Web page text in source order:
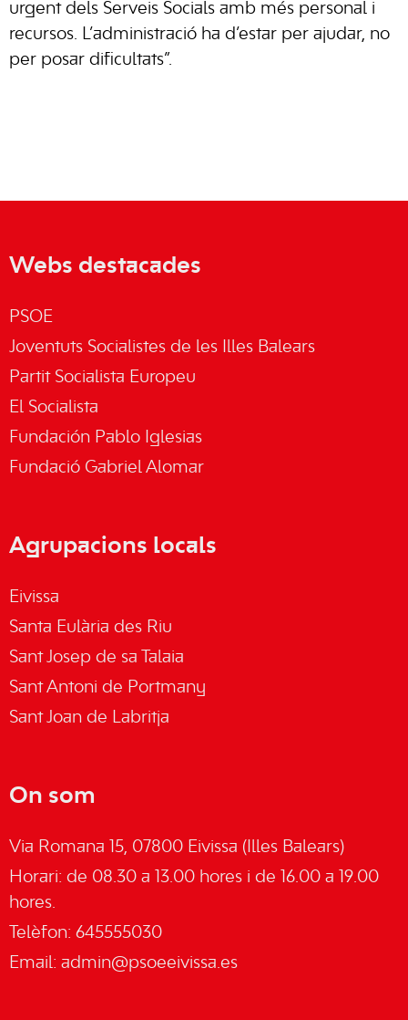
urgent dels Serveis Socials amb més personal i
recursos. L’administració ha d’estar per ajudar, no
per posar dificultats”.
Webs destacades
PSOE
Joventuts Socialistes de les Illes Balears
Partit Socialista Europeu
El Socialista
Fundación Pablo Iglesias
Fundació Gabriel Alomar
Agrupacions locals
Eivissa
Santa Eulària des Riu
Sant Josep de sa Talaia
Sant Antoni de Portmany
Sant Joan de Labritja
On som
Via Romana 15, 07800 Eivissa (Illes Balears)
Horari: de 08.30 a 13.00 hores i de 16.00 a 19.00
hores.
Telèfon: 645555030
Email: admin@psoeeivissa.es